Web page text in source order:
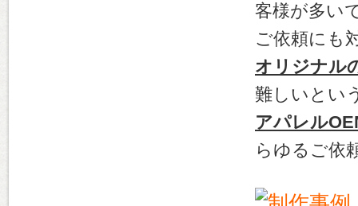
客様が多い
ご依頼にも
オリジナル
難しいとい
アパレル
らゆるご依